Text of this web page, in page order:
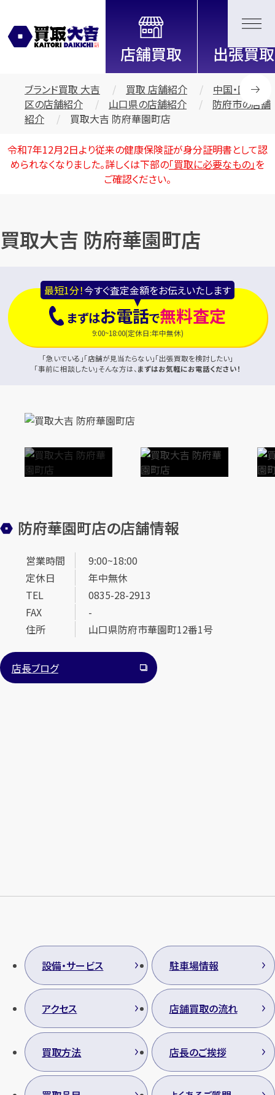
全国2200店舗以上展開中！
信頼と実績の買取専門店「買取大
吉」
無料
ブランド買取 大吉 買取 店舗紹介
中国・四国地
区の店舗紹介
山口県の店舗紹介
防府市の店舗
紹介
買取大吉 防府華園町店
令和7年12月2日より従来の健康保険証が身分証明書として認
められなくなりました。詳しくは下部の「買取に必要なもの」を
ご確認ください。
買取大吉 防府華園町店
最短1分！今すぐ査定金額をお伝えいたします
まずはお電話で無料査定
9:00~18:00(定休日:年中無休)
「急いでいる」「店舗が見当たらない」「出張買取を検討したい」
「事前に相談したい」そんな方は、まずはお気軽にお電話ください！
防府華園町店の店舗情報
営業時間
9:00~18:00
定休日
年中無休
TEL
0835-28-2913
FAX
-
住所
山口県防府市華園町12番1号
店長ブログ
設備・サービス 駐車場情報
アクセス 店舗買取の流れ
買取方法 店長のご挨拶